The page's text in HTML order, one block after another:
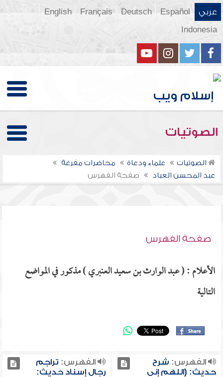
عربي Español
Deutsch
Français
English
Indonesia
الصوتيات
الصوتيات علماء ودعاة
محاضرات مفرغة
عبد المحسن العباد
صفحة الفهرس
صفحة الفهرس
الأعلام : ( عبد الوارث بن سعيد العنبري ) مذكور في المواضع
التالية
الفهرس: شرح
حديث: (اللهم إني
الفهرس: تراجم
رجال إسناد حديث: